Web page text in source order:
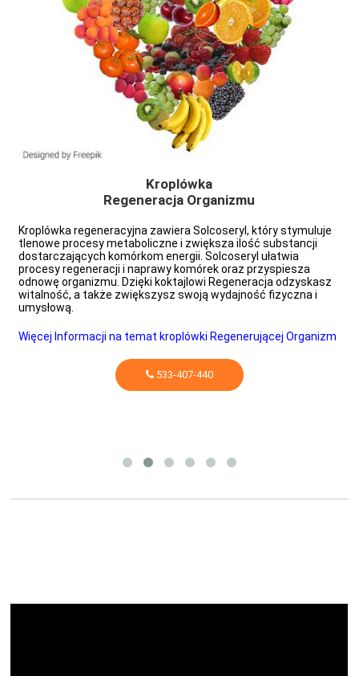
Kroplówka
Regeneracja Organizmu
Kroplówka regeneracyjna zawiera Solcoseryl, który stymuluje
tlenowe procesy metaboliczne i zwiększa ilość substancji
dostarczających komórkom energii. Solcoseryl ułatwia
procesy regeneracji i naprawy komórek oraz przyspiesza
odnowę organizmu. Dzięki koktajlowi Regeneracja odzyskasz
witalność, a także zwiększysz swoją wydajność fizyczna i
umysłową.
Więcej Informacji na temat kroplówki Regenerującej Organizm
533-407-440